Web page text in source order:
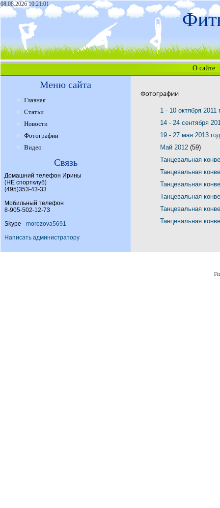
08.08.2026 10:21:01
О сайте
Меню сайта
Главная
Статьи
Новости
Фотографии
Видео
Связь
Домашний телефон Ирины
(НЕ спортклуб)
(495)353-43-33
Мобильный телефон
8-905-502-12-73
Skype - morozova5691
Написать администратору
Фотографии
1 - 10 октября 2011
14 - 24 сентября
19 - 27 мая 2013
Май 2012 (59)
Танцевальная
Танцевальная
Танцевальная
Танцевальная
Танцевальная
Танцевальная